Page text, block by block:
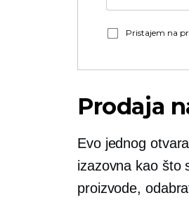
Pristajem na
Prodaja
Evo jednog
izazovna kao što
proizvode,